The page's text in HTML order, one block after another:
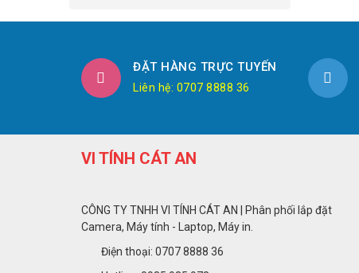
ĐẶT HÀNG TRỰC TUYẾN
Liên hệ: 0707 8888 36
VI TÍNH CÁT AN
CÔNG TY TNHH VI TÍNH CÁT AN | Phân phối lắp đặt
Camera, Máy tính - Laptop, Máy in.
Điện thoại: 0707 8888 36